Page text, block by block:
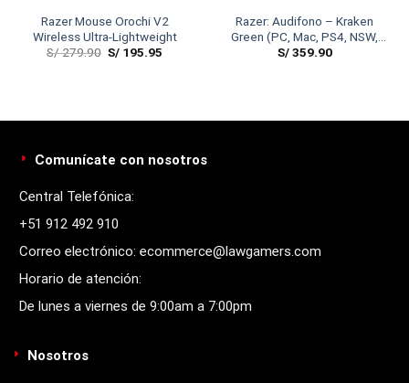
Razer Mouse Orochi V2
Wireless Ultra-Lightweight
S/279.90 S/ 195.95
Razer: Audifono – Kraken
Green (PC, Mac, PS4, NSW,
XB1, Mobile)
S/359.90
Comunícate con nosotros
Central Telefónica:
+51 912 492 910
Correo electrónico: ecommerce@lawgamers.com
Horario de atención:
De lunes a viernes de 9:00am a 7:00pm
Nosotros